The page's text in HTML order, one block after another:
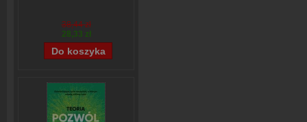
38,44 zł
28,33 zł